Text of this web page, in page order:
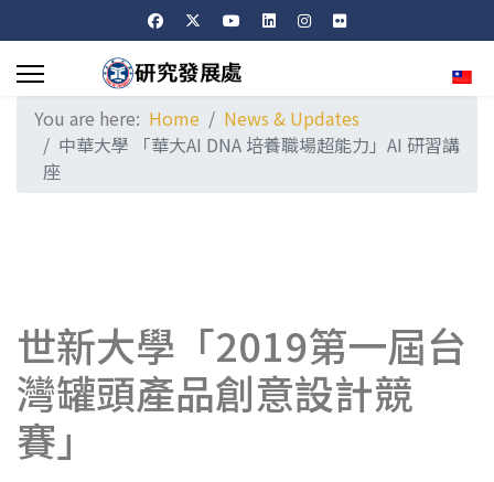
You are here: Home
News & Updates
中華大學 「華大AI DNA 培養職場超能力」AI 研習講
座
世新大學「2019第一屆台
灣罐頭產品創意設計競
賽」